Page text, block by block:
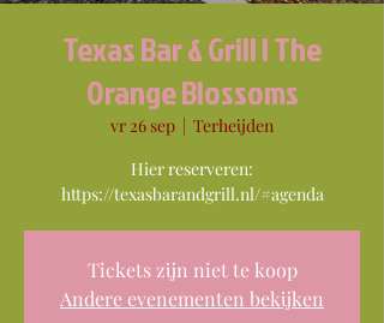
Texas Bar & Grill | The
Orange Blossoms
vr 26 sep
  |
Terheijden
Hier reserveren:
https://texasbarandgrill.nl/#agenda
Tickets zijn niet te koop
Andere evenementen bekijken